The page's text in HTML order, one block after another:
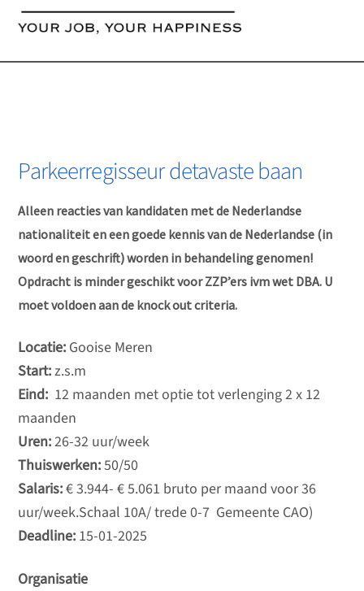
content
Parkeerregisseur detavaste baan
Alleen reacties van kandidaten met de Nederlandse
nationaliteit en een goede kennis van de Nederlandse (in
woord en geschrift) worden in behandeling genomen!
Opdracht is minder geschikt voor ZZP’ers ivm wet DBA. U
moet voldoen aan de knock out criteria.
Locatie: Gooise Meren
Start:z.s.m
Eind: 12 maanden met optie tot verlenging 2 x 12
maanden
Uren:26-32 uur/week
Thuiswerken:50/50
Salaris:€ 3.944- € 5.061 bruto per maand voor 36
uur/week.Schaal 10A/ trede 0-7 Gemeente CAO)
Deadline: 15-01-2025
Organisatie